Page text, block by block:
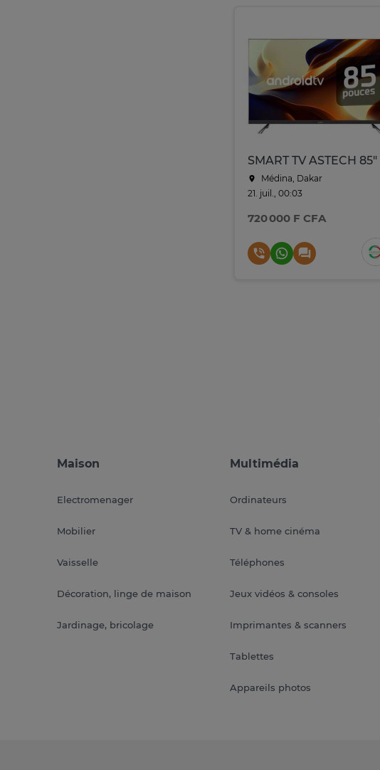
Médina, Dakar
21. juil., 00:03
720 000 F CFA
Maison
Electromenager
Mobilier
Vaisselle
Décoration, linge de maison
Jardinage, bricolage
Multimédia
Ordinateurs
TV & home cinéma
Téléphones
Jeux vidéos & consoles
Imprimantes & scanners
Tablettes
Appareils photos